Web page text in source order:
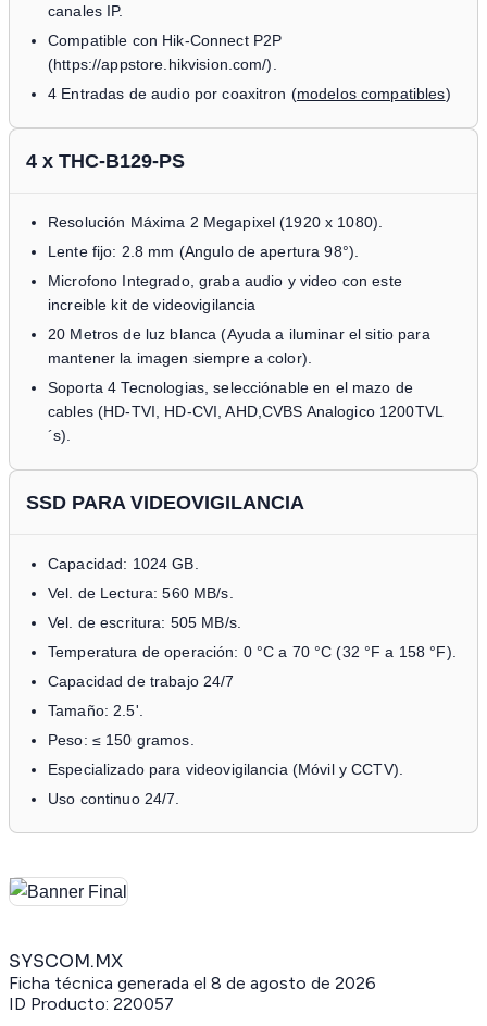
canales IP.
Compatible con Hik-Connect P2P
(https://appstore.hikvision.com/).
4 Entradas de audio por coaxitron (modelos compatibles)
4 x THC-B129-PS
Resolución Máxima 2 Megapixel (1920 x 1080).
Lente fijo: 2.8 mm (Angulo de apertura 98°).
Microfono Integrado, graba audio y video con este
increible kit de videovigilancia
20 Metros de luz blanca (Ayuda a iluminar el sitio para
mantener la imagen siempre a color).
Soporta 4 Tecnologias, selecciónable en el mazo de
cables (HD-TVI, HD-CVI, AHD,CVBS Analogico 1200TVL
´s).
SSD PARA VIDEOVIGILANCIA
Capacidad: 1024 GB.
Vel. de Lectura: 560 MB/s.
Vel. de escritura: 505 MB/s.
Temperatura de operación: 0 °C a 70 °C (32 °F a 158 °F).
Capacidad de trabajo 24/7
Tamaño: 2.5'.
Peso: ≤ 150 gramos.
Especializado para videovigilancia (Móvil y CCTV).
Uso continuo 24/7.
SYSCOM.MX
Ficha técnica generada el 8 de agosto de 2026
ID Producto: 220057